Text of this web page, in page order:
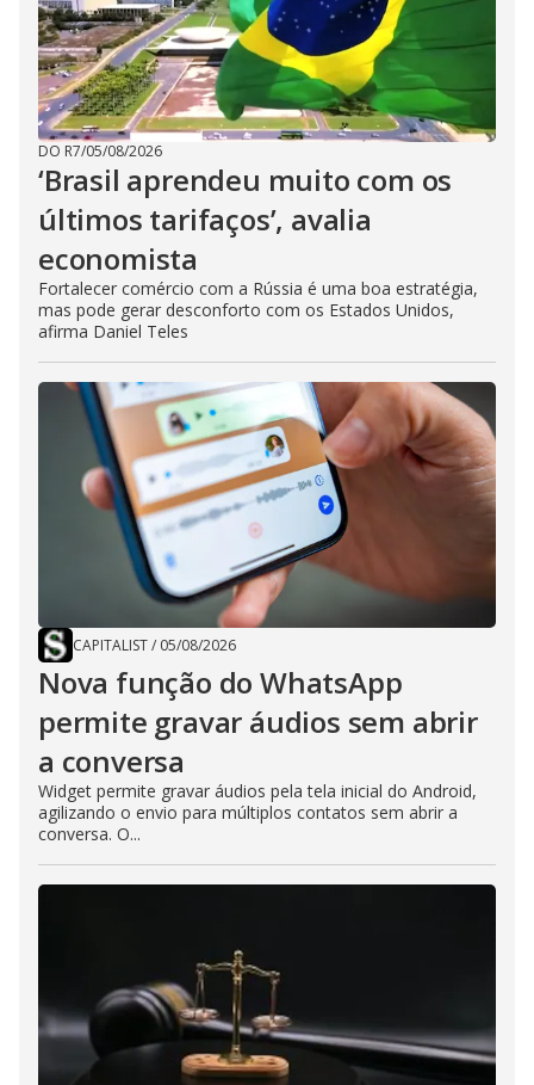
DO R7/05/08/2026
‘Brasil aprendeu muito com os
últimos tarifaços’, avalia
economista
Fortalecer comércio com a Rússia é uma boa estratégia,
mas pode gerar desconforto com os Estados Unidos,
afirma Daniel Teles
CAPITALIST/ 05/08/2026
Nova função do WhatsApp
permite gravar áudios sem abrir
a conversa
Widget permite gravar áudios pela tela inicial do Android,
agilizando o envio para múltiplos contatos sem abrir a
conversa. O...